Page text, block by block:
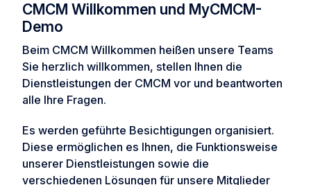
CMCM Willkommen und MyCMCM-
Demo
Beim CMCM Willkommen heißen unsere Teams
Sie herzlich willkommen, stellen Ihnen die
Dienstleistungen der CMCM vor und beantworten
alle Ihre Fragen.
Es werden geführte Besichtigungen organisiert.
Diese ermöglichen es Ihnen, die Funktionsweise
unserer Dienstleistungen sowie die
verschiedenen Lösungen für unsere Mitglieder